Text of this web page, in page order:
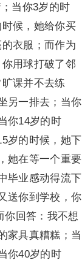
当你3岁的时
候，她给你买
衣服；而作为
用球打破了邻
课并不去练
另一排去；当你
你14岁的时
岁的时候，她下
她在等一个重要
毕业感动得流下
送你到学校，你
你回答：我不想
家具真糟糕；当
你40岁的时